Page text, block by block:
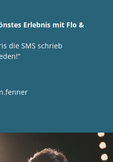
Erlebnis mit Flo &
die SMS schrieb